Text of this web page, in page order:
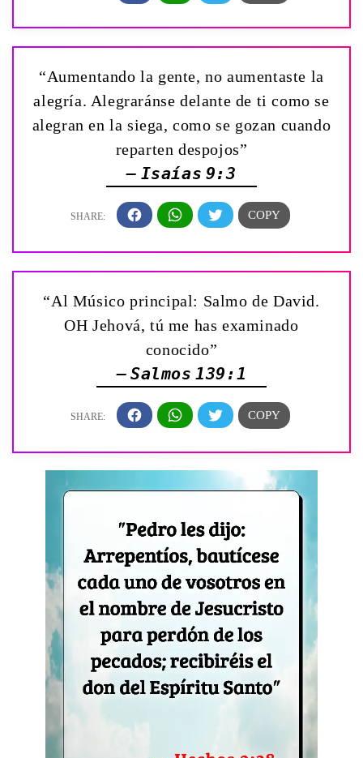
“Aumentando la gente, no aumentaste la
alegría. Alegraránse delante de ti como se
alegran en la siega, como se gozan cuando
reparten despojos”
— Isaías 9:3
“Al Músico principal: Salmo de David.
OH Jehová, tú me has examinado
conocido”
— Salmos 139:1